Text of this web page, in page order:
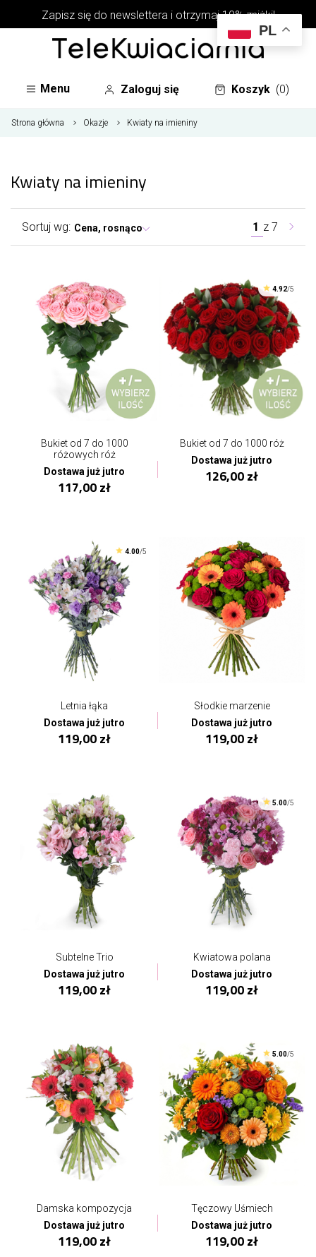
Zapisz się do newslettera i otrzymaj 10% zniżki!
Menu Zaloguj się Koszyk (0)
Strona główna Okazje Kwiaty na imieniny
Kwiaty na imieniny
Sortuj wg: Cena, rosnąco 1 z 7
Bukiet od 7 do 1000
różowych róż
Dostawa już jutro
117,00 zł
4.92/5
Bukiet od 7 do 1000 róż
Dostawa już jutro
126,00 zł
4.00/5
Letnia łąka
Dostawa już jutro
119,00 zł
Słodkie marzenie
Dostawa już jutro
119,00 zł
Subtelne Trio
Dostawa już jutro
119,00 zł
5.00/5
Kwiatowa polana
Dostawa już jutro
119,00 zł
Damska kompozycja
Dostawa już jutro
119,00 zł
5.00/5
Tęczowy Uśmiech
Dostawa już jutro
119,00 zł
PL